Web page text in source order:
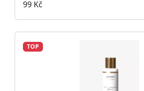
99 Kč
TOP